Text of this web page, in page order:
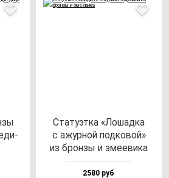
Ста­ту­эт­ка «Лошад­ка
с ажур­ной под­ко­вой»
из брон­зы и зме­еви­ка
2580 руб